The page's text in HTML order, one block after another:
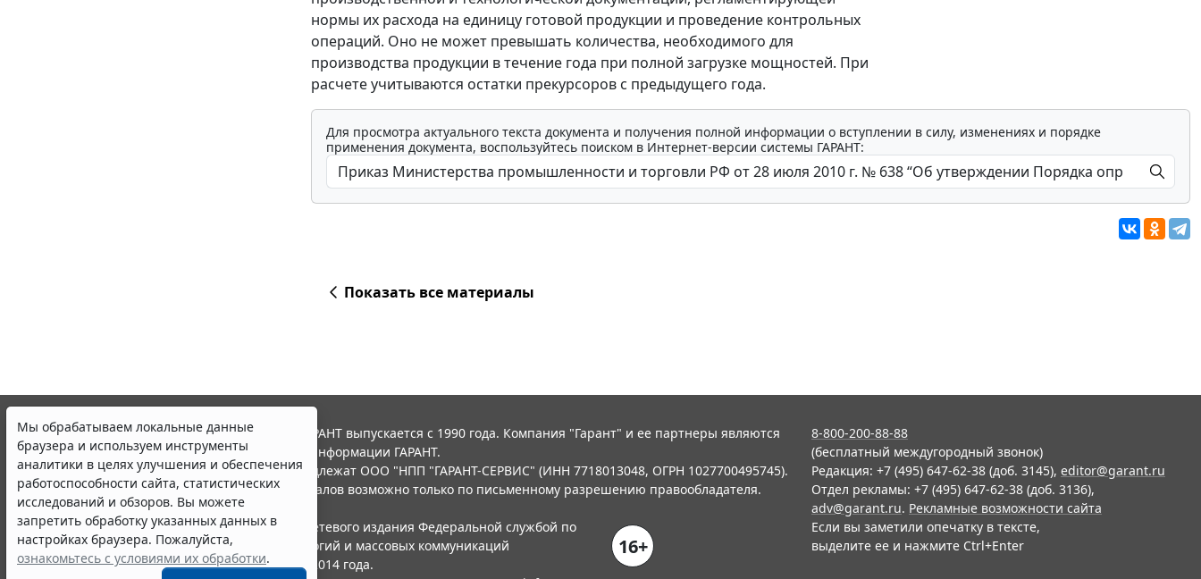
нормы их расхода на единицу готовой продукции и проведение контрольных
операций. Оно не может превышать количества, необходимого для
производства продукции в течение года при полной загрузке мощностей. При
расчете учитываются остатки прекурсоров с предыдущего года.
Для просмотра актуального текста документа и получения полной информации о вступлении в силу, изменениях и порядке
применения документа, воспользуйтесь поиском в Интернет-версии системы ГАРАНТ:
Показать все материалы
Мы обрабатываем локальные данные
браузера и используем инструменты
аналитики в целях улучшения и обеспечения
работоспособности сайта, статистических
исследований и обзоров. Вы можете
запретить обработку указанных данных в
настройках браузера. Пожалуйста,
ознакомьтесь с условиями их обработки.
© ООО "НПП "ГАРАНТ-СЕРВИС", 2026. Система ГАРАНТ выпускается с 1990 года. Компания "Гарант" и ее партнеры являются
участниками Российской ассоциации правовой информации ГАРАНТ.
Все права на материалы сайта ГАРАНТ.РУ принадлежат ООО "НПП "ГАРАНТ-СЕРВИС" (ИНН 7718013048, ОГРН 1027700495745).
Полное или частичное воспроизведение материалов возможно только по письменному разрешению правообладателя.
Правила использования портала.
Портал ГАРАНТ.РУ зарегистрирован в качестве сетевого издания Федеральной службой по
надзору в сфере связи,информационных технологий и массовых коммуникаций
(Роскомнадзором), Эл № ФС77-58365 от 18 июня 2014 года.
16+
8-800-200-88-88
(бесплатный междугородный звонок)
Редакция: +7 (495) 647-62-38 (доб. 3145), editor@garant.ru
Отдел рекламы: +7 (495) 647-62-38 (доб. 3136),
adv@garant.ru. Рекламные возможности сайта
Если вы заметили опечатку в тексте,
выделите ее и нажмите Ctrl+Enter